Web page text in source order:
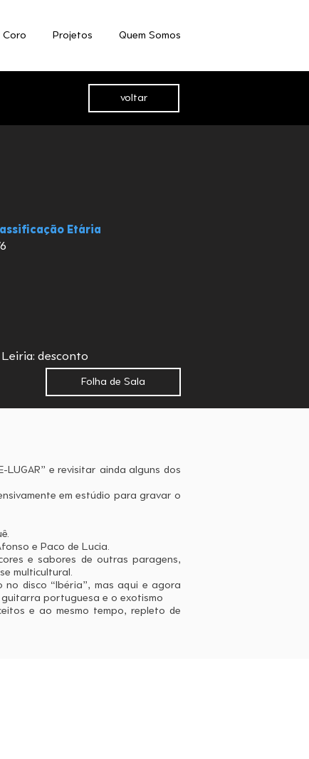
Coro Projetos Quem Somos
voltar
Etária
Leiria: desconto
Folha de Sala
e revisitar ainda alguns dos
em estúdio para gravar o
e Paco de Lucia.
e sabores de outras paragens,
multicultural.
no disco “Ibéria”, mas aqui e agora
guitarra portuguesa e o exotismo
e ao mesmo tempo, repleto de